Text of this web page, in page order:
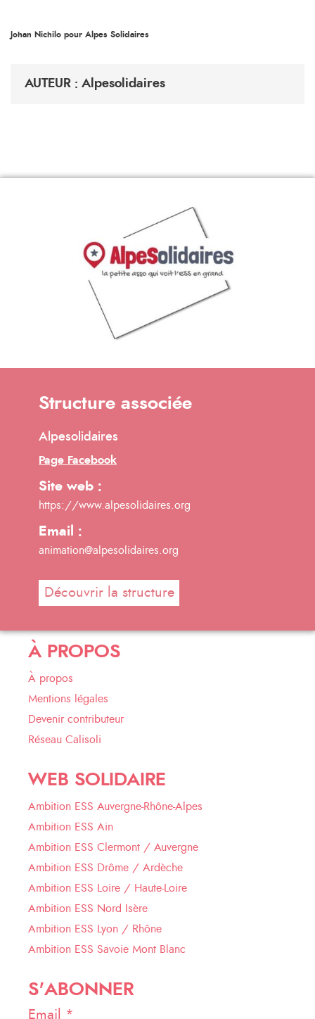
Johan Nichilo pour Alpes Solidaires
AUTEUR : Alpesolidaires
Structure associée
Alpesolidaires
Page Facebook
Site web :
https://www.alpesolidaires.org
Email :
animation@alpesolidaires.org
Découvrir la structure
À PROPOS
À propos
Mentions légales
Devenir contributeur
Réseau Calisoli
WEB SOLIDAIRE
Ambition ESS Auvergne-Rhône-Alpes
Ambition ESS Ain
Ambition ESS Clermont / Auvergne
Ambition ESS Drôme / Ardèche
Ambition ESS Loire / Haute-Loire
Ambition ESS Nord Isère
Ambition ESS Lyon / Rhône
Ambition ESS Savoie Mont Blanc
S'ABONNER
Email *